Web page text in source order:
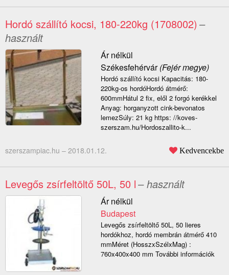
Hordó szállító kocsi, 180-220kg (1708002) –
használt
Ár nélkül
Székesfehérvár(Fejér megye)
Hordó szállító kocsi Kapacitás: 180-
220kg-os hordóHordó átmérő:
600mmHátul 2 fix, elől 2 forgó kerékkel
Anyag: horganyzott cink-bevonatos
lemezSúly: 21 kg https: //koves-
szerszam.hu/Hordoszallito-k...
szerszampiac.hu – 2018.01.12. Kedvencekbe
Levegős zsírfeltöltő 50L, 50 l– használt
Ár nélkül
Budapest
Levegős zsírfeltöltő 50L, 50 lieres
hordókhoz, hordó membrán átmérő 410
mmMéret (HosszxSzélxMag) :
760x400x400 mm További információk